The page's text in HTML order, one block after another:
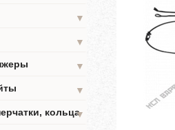
▼
▼
▼
▼
кольца▼